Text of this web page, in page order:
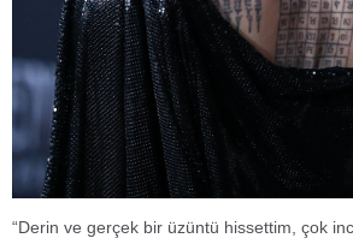
“Derin ve gerçek bir üzüntü hissettim, çok